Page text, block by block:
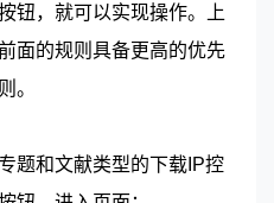
钮，就可以实现操作。上
面的规则具备更高的优先
。
题和文献类型的下载IP控